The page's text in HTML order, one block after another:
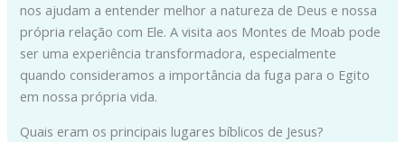
nos ajudam a entender melhor a natureza de Deus e nossa
própria relação com Ele. A visita aos Montes de Moab pode
ser uma experiência transformadora, especialmente
quando consideramos a importância da fuga para o Egito
em nossa própria vida.
Quais eram os principais lugares bíblicos de Jesus?